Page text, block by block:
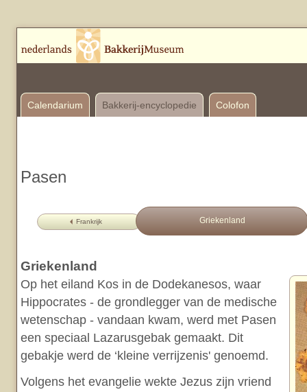
Calendarium Bakkerij-encyclopedie Colofon
Pasen
Frankrijk Griekenland
Griekenland
Op het eiland Kos in de Dodekanesos, waar
Hippocrates - de grondlegger van de medische
wetenschap - vandaan kwam, werd met Pasen
een speciaal Lazarusgebak gemaakt. Dit
gebakje werd de ‘kleine verrijzenis' genoemd.
Volgens het evangelie wekte Jezus zijn vriend